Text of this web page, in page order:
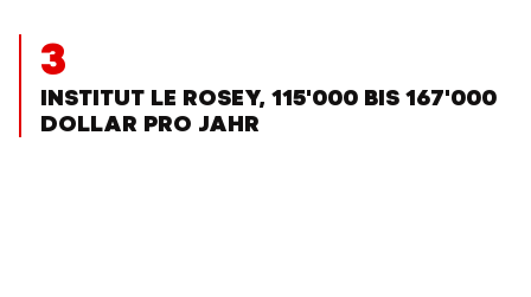
3
INSTITUT LE ROSEY, 115'000 BIS 167'000
DOLLAR PRO JAHR